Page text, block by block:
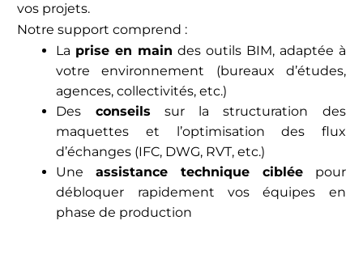
vos projets.
Notre support comprend :
La prise en main des outils BIM, adaptée à
votre environnement (bureaux d’études,
agences, collectivités, etc.)
Des conseils sur la structuration des
maquettes et l’optimisation des flux
d’échanges (IFC, DWG, RVT, etc.)
Uneassistance technique cibléepour
débloquer rapidement vos équipes en
phase de production